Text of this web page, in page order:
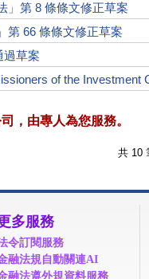
」第 8 條條文修正草案
第 66 條條文修正草案
過草案
of the Investment
，由專人為您服務。
共 10
多服務
令訂閱服務
融法規自動關連AI
融法遵外規資料服務